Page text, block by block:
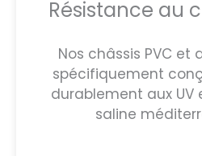
Résistance au
Nos châssis PVC et
spécifiquement
durablement aux UV
saline